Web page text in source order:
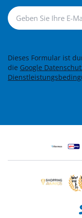
Newsletter
Dieses Formular ist
die Google